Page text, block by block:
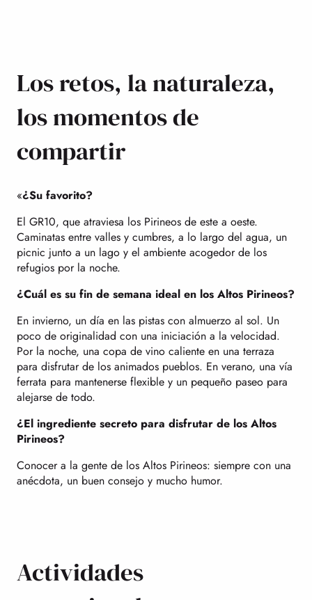
Los retos, la naturaleza,
los momentos de
compartir
«¿Su favorito?
El GR10, que atraviesa los Pirineos de este a oeste.
Caminatas entre valles y cumbres, a lo largo del agua, un
picnic junto a un lago y el ambiente acogedor de los
refugios por la noche.
¿Cuál es su fin de semana ideal en los Altos Pirineos?
En invierno, un día en las pistas con almuerzo al sol. Un
poco de originalidad con una iniciación a la velocidad.
Por la noche, una copa de vino caliente en una terraza
para disfrutar de los animados pueblos. En verano, una vía
ferrata para mantenerse flexible y un pequeño paseo para
alejarse de todo.
¿El ingrediente secreto para disfrutar de los Altos
Pirineos?
Conocer a la gente de los Altos Pirineos: siempre con una
anécdota, un buen consejo y mucho humor.
Actividades